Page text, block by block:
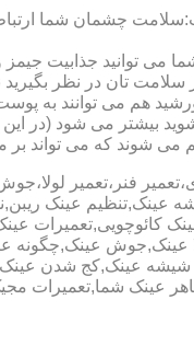
چشمان شما
می توانید جذابیت جیمز
تان در نظر بگیرید
هم می توانند به
شوید بیشتر می شود
شوند که می تواند بر
فنر،تعمیر
عینک,تنظیم عینک
کائوچویی,تعمیرات
عینک,جوش عینک,چگونه
شیشه عینک,کج شدن
ظاهر عینک